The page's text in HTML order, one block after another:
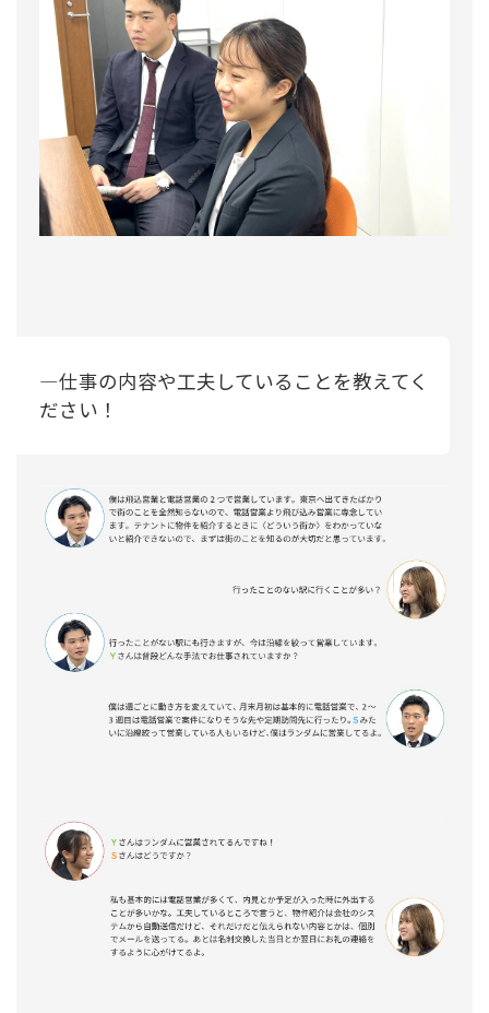
―仕事の内容や工夫していることを教えてく
ださい！